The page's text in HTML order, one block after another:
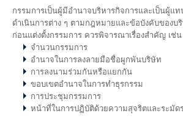
กรรมการเป็นผู้มีอำนาจบริหารกิจการและเป็นผู้แ
ดำเนินการต่าง ๆ ตามกฎหมายและข้อบังคับของบ
ก่อนแต่งตั้งกรรมการ ควรพิจารณาเรื่องสำคัญ เช่น
จำนวนกรรมการ
อำนาจในการลงลายมือชื่อผูกพันบริษัท
การลงนามร่วมกันหรือแยกกัน
ขอบเขตอำนาจในการทำธุรกรรม
การประชุมกรรมการ
หน้าที่ในการปฏิบัติด้วยความสุจริตและระมัด